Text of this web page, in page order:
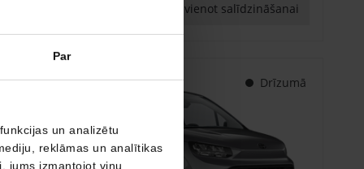
Par
un analizētu
reklāmas un analītikas
jums izmantojot viņu
Pievienot salīdzināšanai
Drīzumā